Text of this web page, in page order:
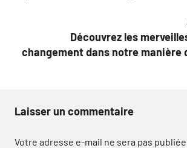
Découvrez les
changement dans notre manière
Laisser un commentaire
Votre adresse e-mail ne sera pas publiée.